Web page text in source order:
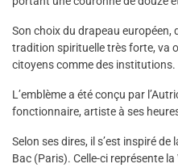
Son choix du drapeau européen,
tradition spirituelle très forte, va
citoyens comme des institutions.
L’emblème a été conçu par
fonctionnaire, artiste à ses
Selon ses dires, il s’est inspiré
Bac (Paris). Celle-ci représente